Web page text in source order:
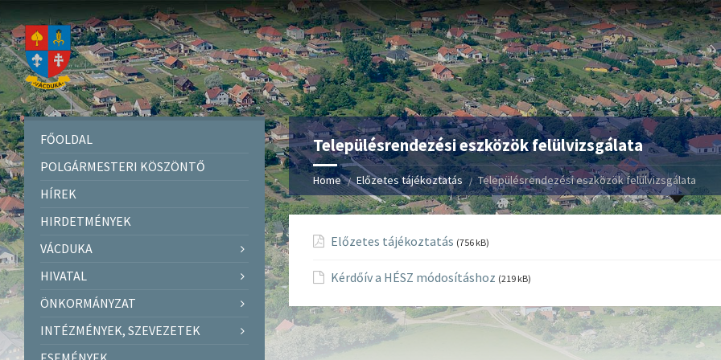
Településrendezési eszközök felülvizsgálata
Home Előzetes tájékoztatás Településrendezési eszközök felülvizsgálata
Előzetes tájékoztatás (756 kB)
Kérdőív a HÉSZ módosításhoz (219 kB)
FŐOLDAL
POLGÁRMESTERI KÖSZÖNTŐ
HÍREK
HIRDETMÉNYEK
VÁCDUKA
HIVATAL
ÖNKORMÁNYZAT
INTÉZMÉNYEK, SZEVEZETEK